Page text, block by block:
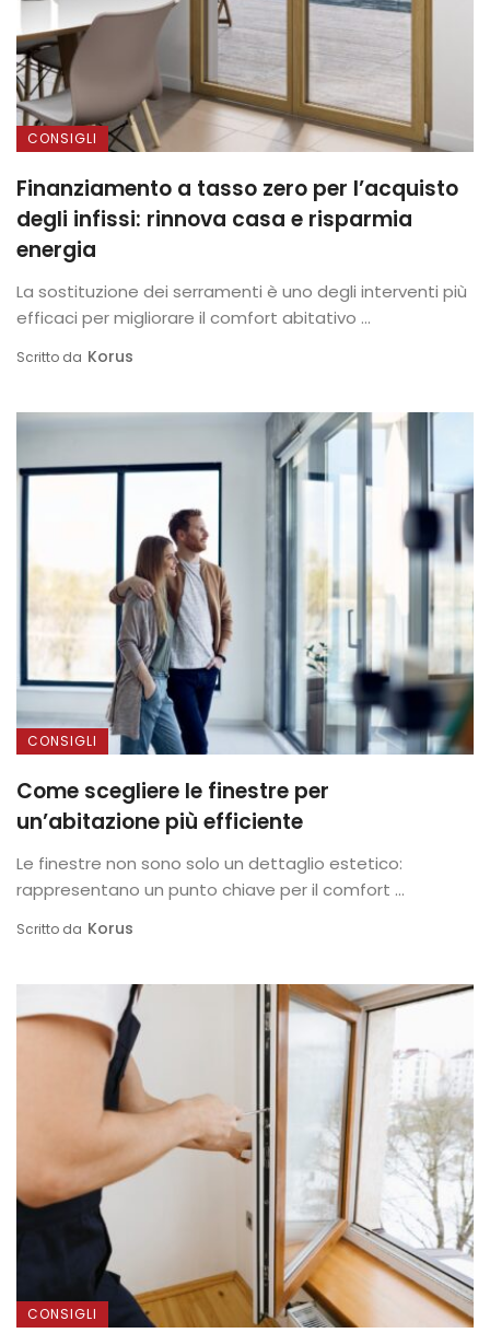
CONSIGLI
Finanziamento a tasso zero per l’acquisto
degli infissi: rinnova casa e risparmia
energia
La sostituzione dei serramenti è uno degli interventi più
efficaci per migliorare il comfort abitativo ...
Scritto da Korus
CONSIGLI
Come scegliere le finestre per
un’abitazione più efficiente
Le finestre non sono solo un dettaglio estetico:
rappresentano un punto chiave per il comfort ...
Scritto da Korus
CONSIGLI